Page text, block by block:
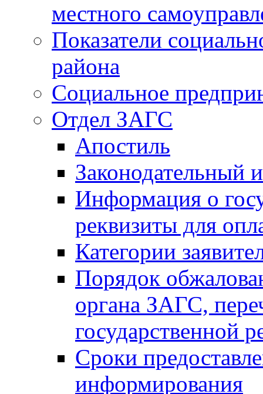
местного
Показатели
района
Социальное
Отдел ЗАГС
Апостиль
Законодательный
Информация о
реквизиты для
Категории
Порядок
органа ЗАГС,
государственной
Сроки
информирования